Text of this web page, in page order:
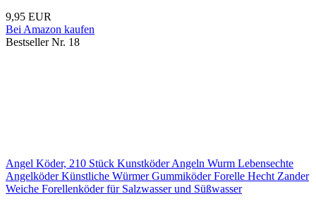
9,95 EUR
Bei Amazon kaufen
Bestseller Nr. 18
Angel Köder, 210 Stück Kunstköder Angeln Wurm Lebensechte
Angelköder Künstliche Würmer Gummiköder Forelle Hecht Zander
Weiche Forellenköder für Salzwasser und Süßwasser